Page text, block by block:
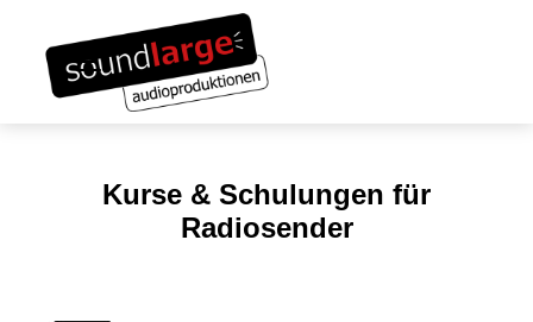
überspringen
Inhalt
springen
Kurse & Schulungen für
Radiosender